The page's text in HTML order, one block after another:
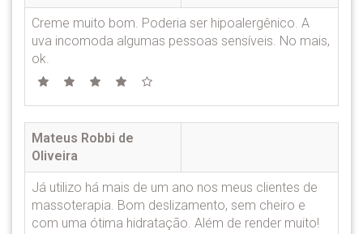
Creme muito bom. Poderia ser hipoalergênico. A
uva incomoda algumas pessoas sensíveis. No mais,
ok.
Mateus Robbi de
Oliveira
Já utilizo há mais de um ano nos meus clientes de
massoterapia. Bom deslizamento, sem cheiro e
com uma ótima hidratação. Além de render muito!